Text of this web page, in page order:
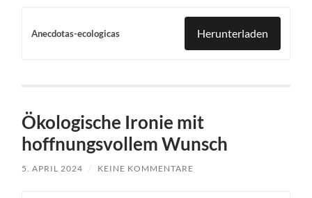
Anecdotas-ecologicas Herunterladen
Ökologische Ironie mit
hoffnungsvollem Wunsch
5. APRIL 2024 / KEINE KOMMENTARE